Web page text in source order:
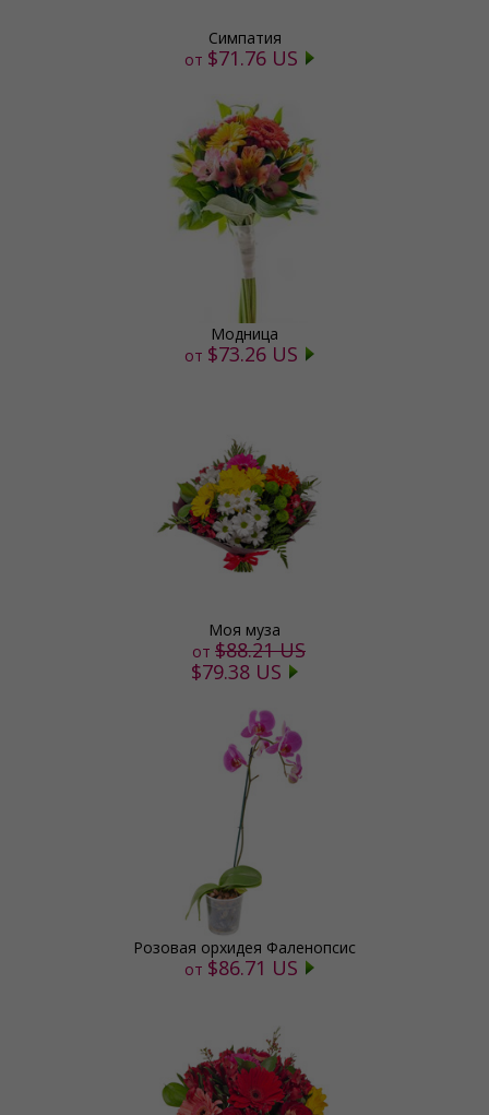
Симпатия
от $71.76 US
Модница
от $73.26 US
Моя муза
от $88.21 US
$79.38 US
Розовая орхидея Фаленопсис
от $86.71 US